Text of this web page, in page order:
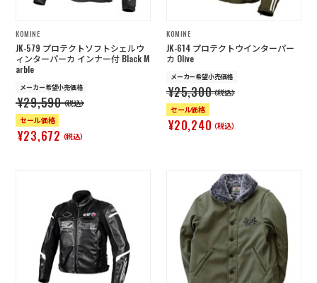
特定商取引法に基づく表記
古物営業法に基づく表示/保険勧誘
方針
利用規約
商品レビュー利用規約
プライバシーポリシー
返金ポリシー
カスタマーハラスメントに対する方
針
KOMINE
JK-579 プロテクトソフトシェルウ
ィンターパーカ インナー付 Black M
arble
メーカー希望小売価格
¥29,590（税込）
セール価格
¥23,672（税込）
KOMINE
JK-614 プロテクトウインターパー
カ Olive
メーカー希望小売価格
¥25,300（税込）
セール価格
¥20,240（税込）